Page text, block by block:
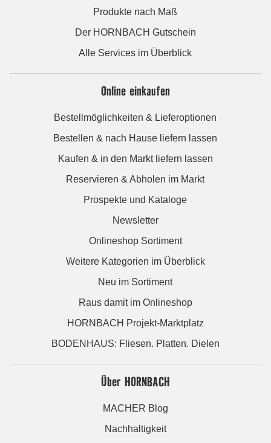
Produkte nach Maß
Der HORNBACH Gutschein
Alle Services im Überblick
Online einkaufen
Bestellmöglichkeiten & Lieferoptionen
Bestellen & nach Hause liefern lassen
Kaufen & in den Markt liefern lassen
Reservieren & Abholen im Markt
Prospekte und Kataloge
Newsletter
Onlineshop Sortiment
Weitere Kategorien im Überblick
Neu im Sortiment
Raus damit im Onlineshop
HORNBACH Projekt-Marktplatz
BODENHAUS: Fliesen. Platten. Dielen
Über HORNBACH
MACHER Blog
Nachhaltigkeit